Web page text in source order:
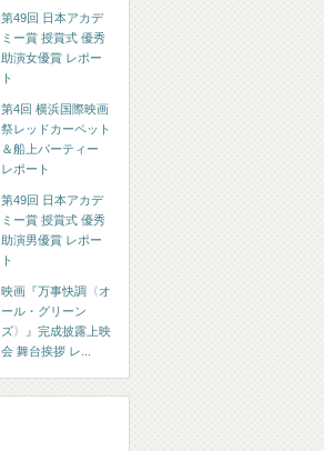
第49回 日本アカデ
ミー賞 授賞式 優秀
助演女優賞 レポー
ト
第4回 横浜国際映画
祭レッドカーペット
＆船上パーティー
レポート
第49回 日本アカデ
ミー賞 授賞式 優秀
助演男優賞 レポー
ト
映画『万事快調〈オ
ール・グリーン
ズ〉』完成披露上映
会 舞台挨拶 レ...